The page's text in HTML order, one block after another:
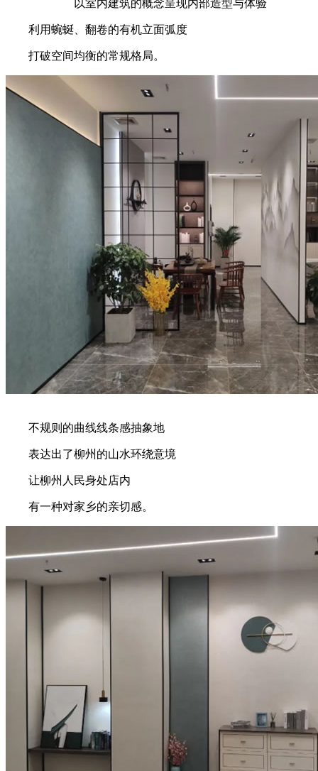
以室内建筑的概念呈现内部造型与体验
利用蜿蜒、翻卷的有机立面弧度
打破空间均衡的常规格局。
不规则的曲线线条感抽象地
表达出了柳州的山水环绕意境
让柳州人民身处店内
有一种对家乡的亲切感。